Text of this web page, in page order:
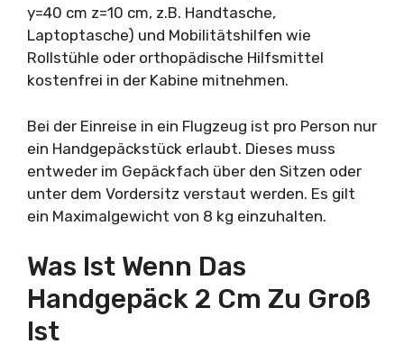
y=40 cm z=10 cm, z.B. Handtasche,
Laptoptasche) und Mobilitätshilfen wie
Rollstühle oder orthopädische Hilfsmittel
kostenfrei in der Kabine mitnehmen.
Bei der Einreise in ein Flugzeug ist pro Person nur
ein Handgepäckstück erlaubt. Dieses muss
entweder im Gepäckfach über den Sitzen oder
unter dem Vordersitz verstaut werden. Es gilt
ein Maximalgewicht von 8 kg einzuhalten.
Was Ist Wenn Das
Handgepäck 2 Cm Zu Groß
Ist